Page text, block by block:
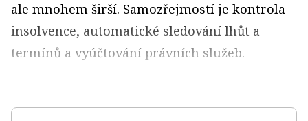
ale mnohem širší. Samozřejmostí je kontrola
insolvence, automatické sledování lhůt a
termínů a vyúčtování právních služeb.